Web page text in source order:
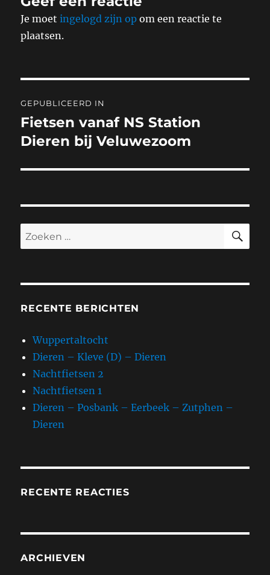
Je moetingelogd zijn op om een reactie te
plaatsen.
navigatie
GEPUBLICEERD IN
Fietsen vanaf NS Station
Dieren bij Veluwezoom
Zoeken
naar:
RECENTE BERICHTEN
Wuppertaltocht
Dieren – Kleve (D) – Dieren
Nachtfietsen 2
Nachtfietsen 1
Dieren – Posbank – Eerbeek – Zutphen –
Dieren
RECENTE REACTIES
ARCHIEVEN